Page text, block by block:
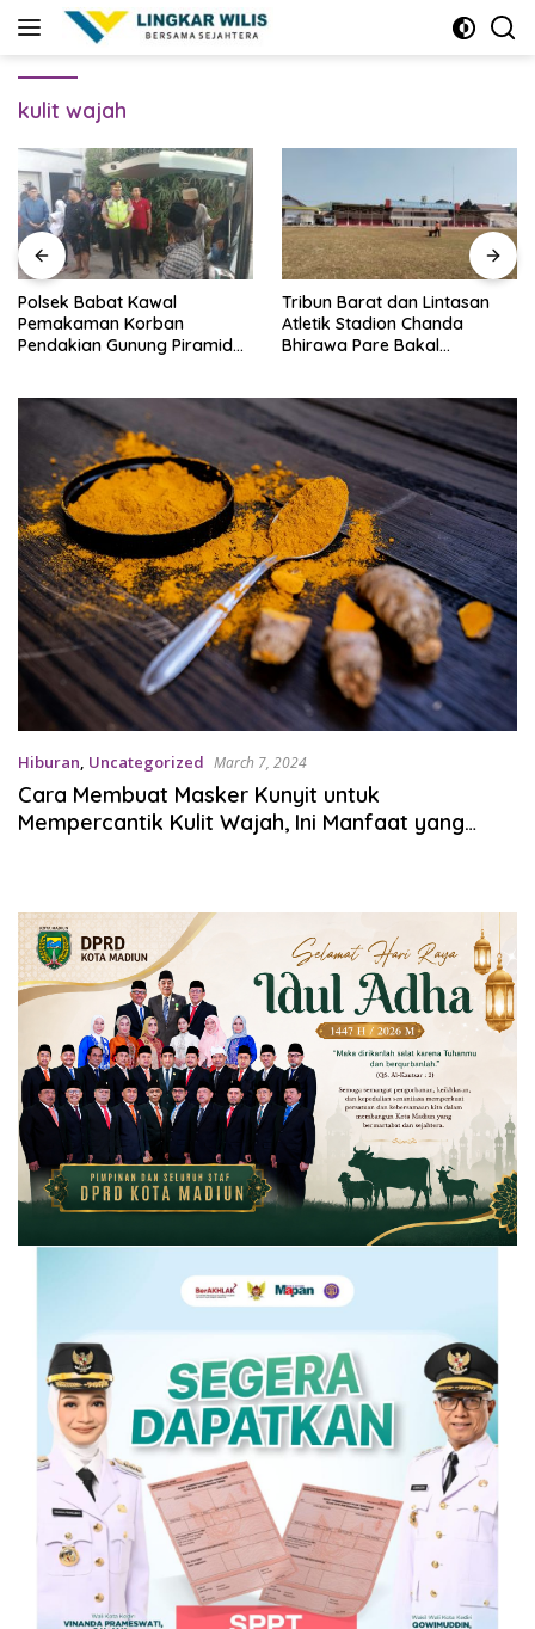
kulit wajah
Polsek Babat Kawal
Pemakaman Korban
Pendakian Gunung Piramid
Tribun Barat dan Lintasan
Atletik Stadion Chanda
Bhirawa Pare Bakal
Hiburan, Uncategorized March 7, 2024
Cara Membuat Masker Kunyit untuk
Mempercantik Kulit Wajah, Ini Manfaat yang